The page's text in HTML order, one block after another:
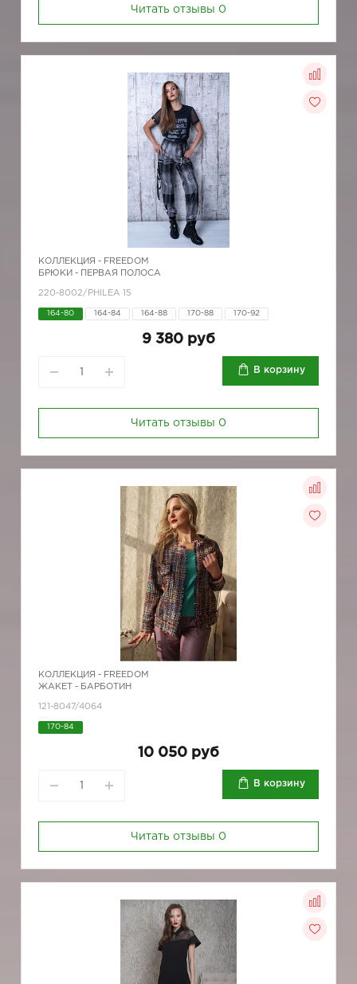
Читать отзывы 0
КОЛЛЕКЦИЯ - FREEDOM
БРЮКИ - ПЕРВАЯ ПОЛОСА
220-8002/PHILEA 15
164-80 164-84 164-88 170-88 170-92
9 380 руб
В корзину
Читать отзывы 0
КОЛЛЕКЦИЯ - FREEDOM
ЖАКЕТ - БАРБОТИН
121-8047/4064
170-84
10 050 руб
В корзину
Читать отзывы 0